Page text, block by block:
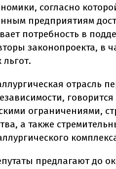
согласно
предприятиям
потребность в
законопроекта, в
отрасль
ограничениями,
а также
предлагают до